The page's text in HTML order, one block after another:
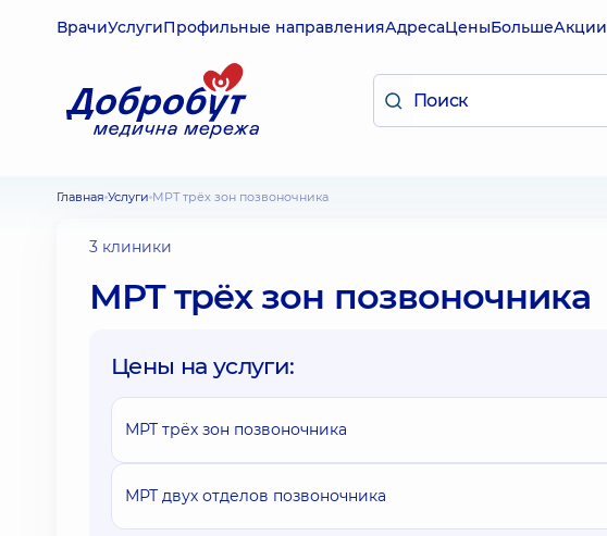
ВрачиУслугиПрофильные направленияАдресаЦеныБольшеАкции
Главная Услуги МРТ трёх зон позвоночника
3 клиники
МРТ трёх зон позвоночника
Цены на услуги:
МРТ трёх зон позвоночника
МРТ двух отделов позвоночника